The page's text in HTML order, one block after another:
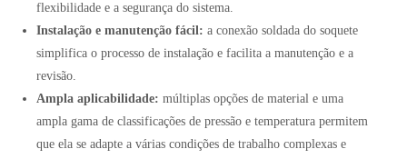
flexibilidade e a segurança do sistema.
Instalação e manutenção fácil: a conexão soldada do soquete
simplifica o processo de instalação e facilita a manutenção e a
revisão.
Ampla aplicabilidade: múltiplas opções de material e uma
ampla gama de classificações de pressão e temperatura permitem
que ela se adapte a várias condições de trabalho complexas e